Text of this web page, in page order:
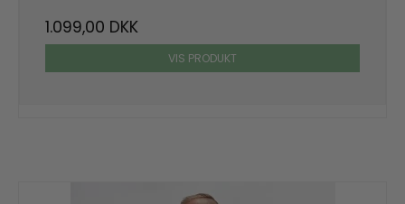
1.099,00 DKK
VIS PRODUKT